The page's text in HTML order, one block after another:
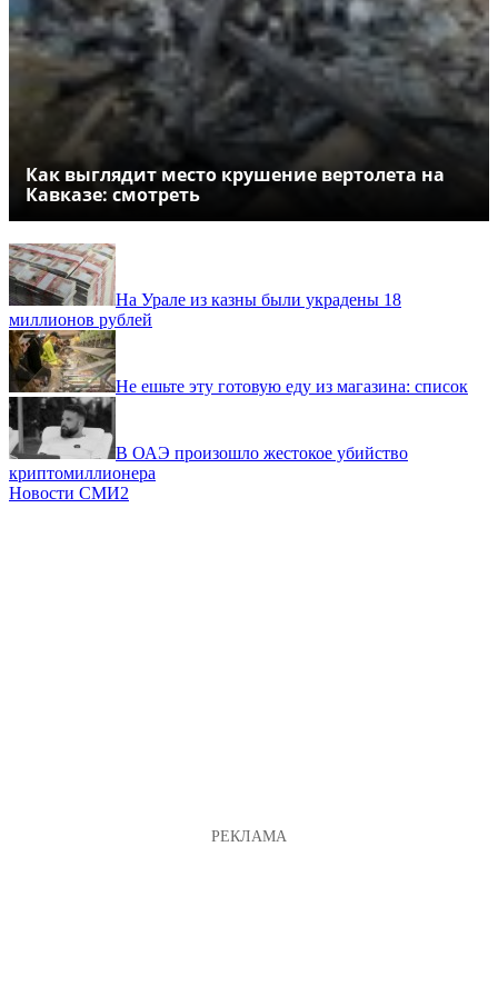
Как выглядит место крушение вертолета на
Кавказе: смотреть
На Урале из казны были украдены 18
миллионов рублей
Не ешьте эту готовую еду из магазина: список
В ОАЭ произошло жестокое убийство
криптомиллионера
Новости СМИ2